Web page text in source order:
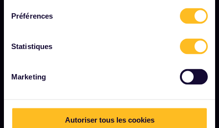
Préférences
Statistiques
Marketing
Autoriser tous les cookies
Conditions de réservation
Conditions d'utilisation de l'Interrail Pass